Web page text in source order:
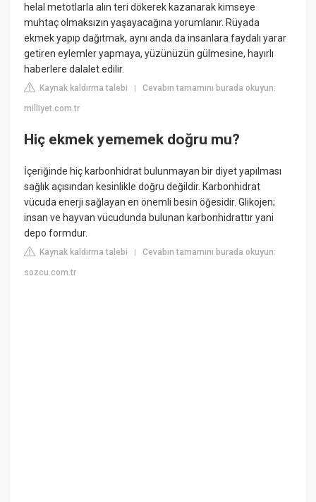
helal metotlarla alın teri dökerek kazanarak kimseye
muhtaç olmaksızın yaşayacağına yorumlanır. Rüyada
ekmek yapıp dağıtmak, aynı anda da insanlara faydalı yarar
getiren eylemler yapmaya, yüzünüzün gülmesine, hayırlı
haberlere dalalet edilir.
Kaynak kaldırma talebi |Cevabın tamamını burada okuyun:
milliyet.com.tr
Hiç ekmek yememek doğru mu?
İçeriğinde hiç karbonhidrat bulunmayan bir diyet yapılması
sağlık açısından kesinlikle doğru değildir. Karbonhidrat
vücuda enerji sağlayan en önemli besin öğesidir. Glikojen;
insan ve hayvan vücudunda bulunan karbonhidrattır yani
depo formdur.
Kaynak kaldırma talebi |Cevabın tamamını burada okuyun:
sozcu.com.tr